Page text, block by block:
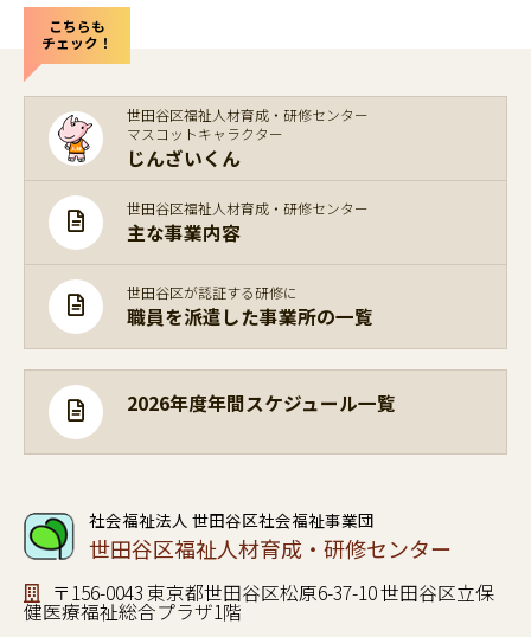
こちらも
チェック！
世田谷区福祉人材育成・研修センター
マスコットキャラクター
じんざいくん
世田谷区福祉人材育成・研修センター
主な事業内容
世田谷区が認証する研修に
職員を派遣した事業所の一覧
2026年度年間スケジュール一覧
社会福祉法人 世田谷区社会福祉事業団
世田谷区福祉人材育成・研修センター
〒156-0043 東京都世田谷区松原6-37-10 世田谷区立保
健医療福祉総合プラザ1階